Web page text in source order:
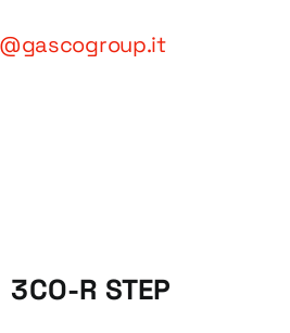
3CO-R STEP